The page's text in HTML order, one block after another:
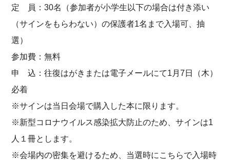
定 員：30名（参加者が小学生以下の場合は付き添い
（サインをもらわない）の保護者1名まで入場可、抽
選）
参加費：無料
申 込：往復はがきまたは電子メールにて1月7日（木）
必着
※サインは当日会場で購入した本に限ります。
※新型コロナウイルス感染拡大防止のため、サインは1
人１冊とします。
※会場内の密集を避けるため、当選時にこちらで入場時